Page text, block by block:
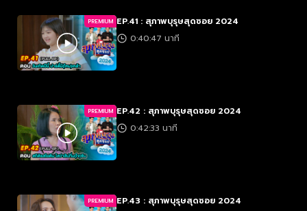
PREMIUM EP.41 : สุภาพบุรุษสุดซอย 2024
0:40:47 นาที
PREMIUM EP.42 : สุภาพบุรุษสุดซอย 2024
0:42:33 นาที
PREMIUM EP.43 : สุภาพบุรุษสุดซอย 2024